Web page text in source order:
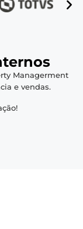
média
melhores